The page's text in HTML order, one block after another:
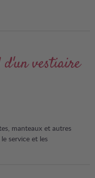
vestiaire
manteaux et autres
service et les